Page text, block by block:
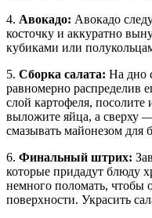
4. Авокадо: Авокадо
косточку и аккуратно
кубиками или
5. Сборка салата: На дно
равномерно распределив
слой картофеля, посолите
выложите яйца, а сверху
смазывать майонезом для
6. Финальный штрих:
которые придадут блюду
немного поломать, чтобы
поверхности. Украсить